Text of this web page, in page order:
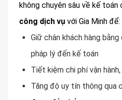
không chuyên sâu về kế toán
công dịch vụ với Gia Minh để:
Giữ chân khách hàng
pháp lý đến kế toán
Tiết kiệm chi phí vận
Tăng độ uy tín thông qua